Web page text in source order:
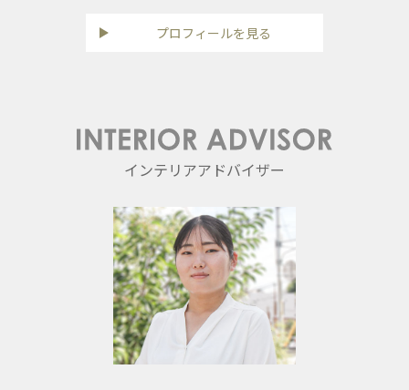
プロフィールを見る
インテリアアドバイザー